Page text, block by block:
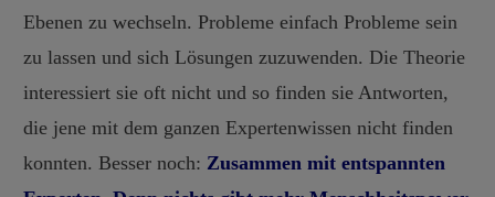
Ebenen zu wechseln. Probleme einfach Probleme sein
zu lassen und sich Lösungen zuzuwenden. Die Theorie
interessiert sie oft nicht und so finden sie Antworten,
die jene mit dem ganzen Expertenwissen nicht finden
konnten. Besser noch: Zusammen mit entspannten